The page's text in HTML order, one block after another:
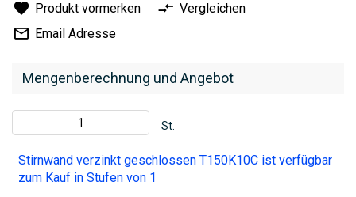
Mengenberechnung und Angebot
St.
Stirnwand verzinkt geschlossen T150K10C ist verfügbar
zum Kauf in Stufen von 1
Produkt vormerken
Vergleichen
Email Adresse